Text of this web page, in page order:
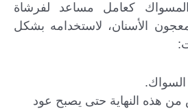
كعامل مساعد لفرشاة
ومعجون الأسنان، لاستخدامه بشكل
هذه النهاية حتى يصبح عود